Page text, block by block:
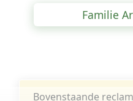
Familie
Bovenstaande